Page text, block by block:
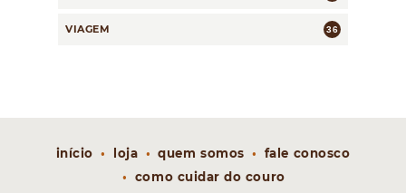
VIAGEM 36
início loja quem somos
fale conosco
como cuidar do couro